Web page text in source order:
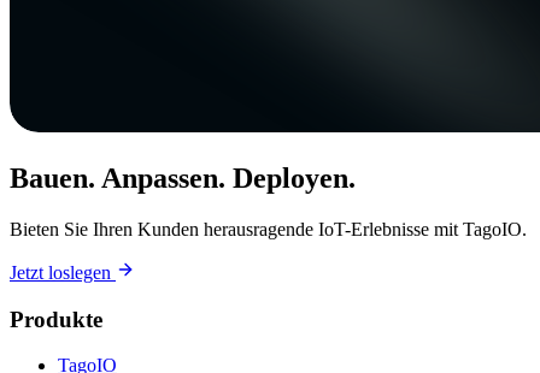
Bauen. Anpassen. Deployen.
Bieten Sie Ihren Kunden herausragende IoT-Erlebnisse mit TagoIO.
Jetzt loslegen
Produkte
TagoIO